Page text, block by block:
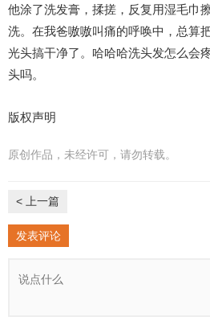
他涂了洗发膏，揉搓，反复用湿毛
洗。在我爸嗷嗷叫痛的呼唤中，总算
光头搞干净了。哈哈哈洗头发怎么会
头吗。
版权声明
原创作品，未经许可，请勿转载。
< 上一篇
发表评论